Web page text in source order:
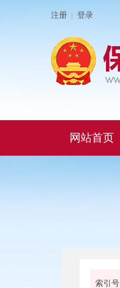
注册 | 登录
网站首页
索引号